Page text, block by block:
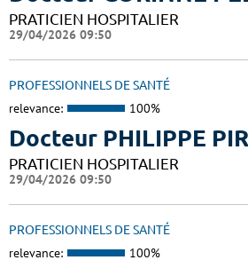
PRATICIEN HOSPITALIER
29/04/2026 09:50
PROFESSIONNELS DE SANTÉ
relevance: 100%
Docteur PHILIPPE
PRATICIEN HOSPITALIER
29/04/2026 09:50
PROFESSIONNELS DE SANTÉ
relevance: 100%